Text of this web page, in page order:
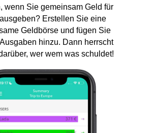
wenn Sie gemeinsam Geld für
Erstellen Sie eine
Geldbörse und fügen Sie
hinzu. Dann herrscht
wer wem was schuldet!